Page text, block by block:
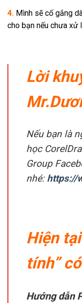
cho bạn nếu chưa xử
học
Group
nhé: https://
tính”
mới bắt đầu